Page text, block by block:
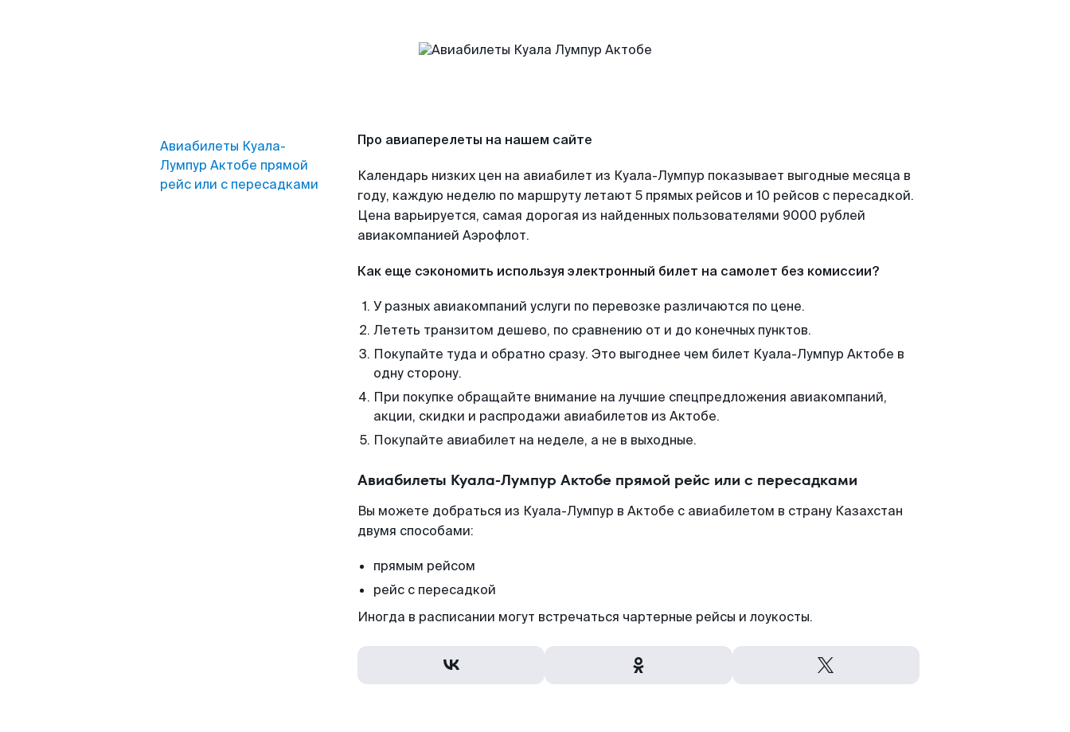
Авиабилеты Куала-
Лумпур Актобе прямой
рейс или с пересадками
Про авиаперелеты на нашем сайте
Календарь низких цен на авиабилет из Куала-Лумпур показывает выгодные месяца в
году, каждую неделю по маршруту летают 5 прямых рейсов и 10 рейсов с пересадкой.
Цена варьируется, самая дорогая из найденных пользователями 9000 рублей
авиакомпанией Аэрофлот.
Как еще сэкономить используя электронный билет на самолет без комиссии?
У разных авиакомпаний услуги по перевозке различаются по цене.
Лететь транзитом дешево, по сравнению от и до конечных пунктов.
Покупайте туда и обратно сразу. Это выгоднее чем билет Куала-Лумпур Актобе в
одну сторону.
При покупке обращайте внимание на лучшие спецпредложения авиакомпаний,
акции, скидки и распродажи авиабилетов из Актобе.
Покупайте авиабилет на неделе, а не в выходные.
Авиабилеты Куала-Лумпур Актобе прямой рейс или с пересадками
Вы можете добраться из Куала-Лумпур в Актобе с авиабилетом в страну Казахстан
двумя способами:
прямым рейсом
рейс с пересадкой
Иногда в расписании могут встречаться чартерные рейсы и лоукосты.